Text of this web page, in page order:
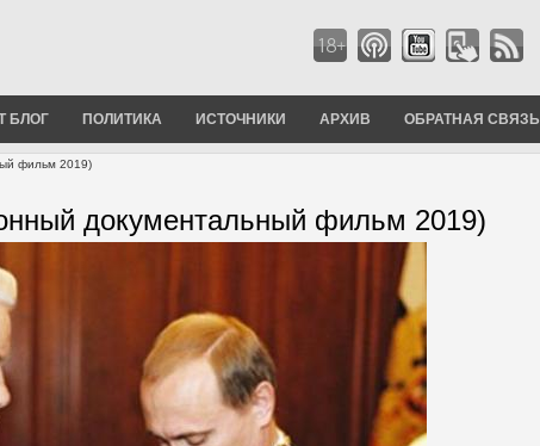
БЛОГ ПОЛИТИКА ИСТОЧНИКИ АРХИВ ОБРАТНАЯ СВЯЗЬ
фильм 2019)
документальный фильм 2019)